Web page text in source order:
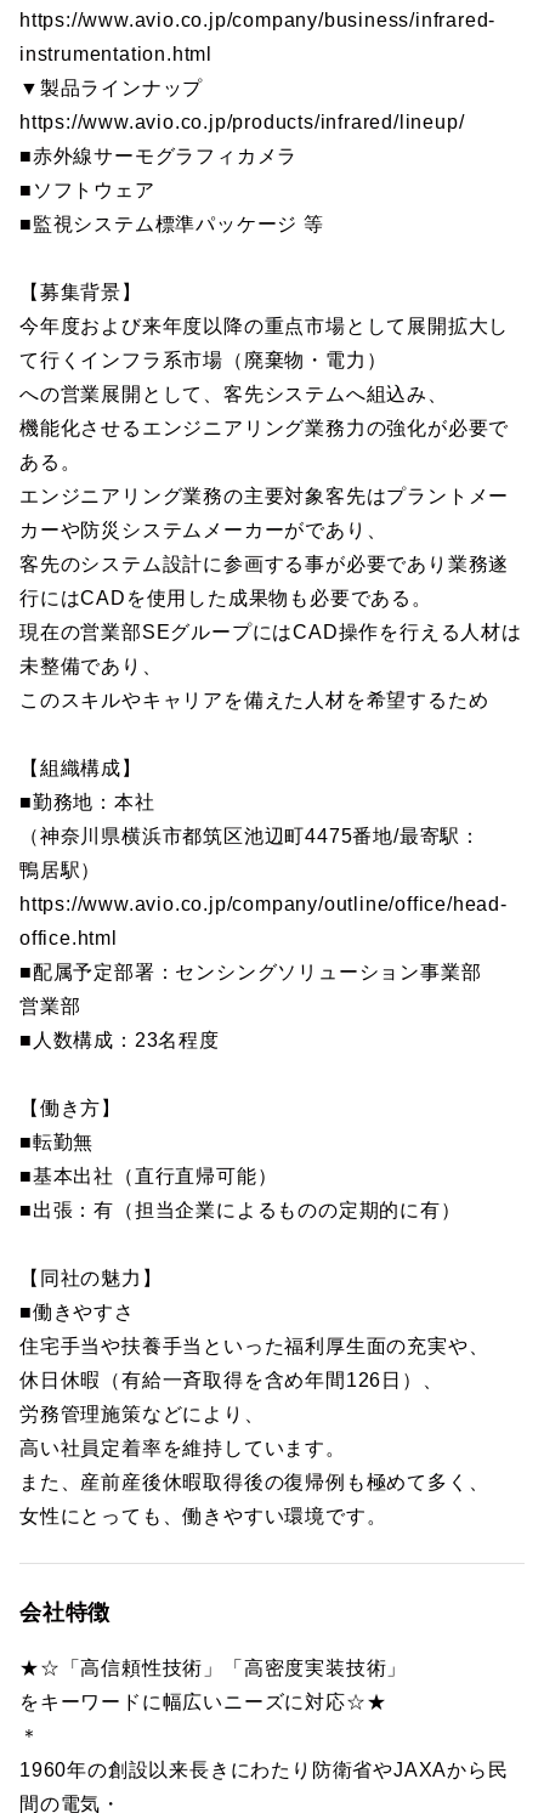
https://www.avio.co.jp/company/business/infrared-
instrumentation.html
▼製品ラインナップ
https://www.avio.co.jp/products/infrared/lineup/
■赤外線サーモグラフィカメラ
■ソフトウェア
■監視システム標準パッケージ 等
【募集背景】
今年度および来年度以降の重点市場として展開拡大し
て行くインフラ系市場（廃棄物・電力）
への営業展開として、客先システムへ組込み、
機能化させるエンジニアリング業務力の強化が必要で
ある。
エンジニアリング業務の主要対象客先はプラントメー
カーや防災システムメーカーがであり、
客先のシステム設計に参画する事が必要であり業務遂
行にはCADを使用した成果物も必要である。
現在の営業部SEグループにはCAD操作を行える人材は
未整備であり、
このスキルやキャリアを備えた人材を希望するため
【組織構成】
■勤務地：本社
（神奈川県横浜市都筑区池辺町4475番地/最寄駅：
鴨居駅）
https://www.avio.co.jp/company/outline/office/head-
office.html
■配属予定部署：センシングソリューション事業部
営業部
■人数構成：23名程度
【働き方】
■転勤無
■基本出社（直行直帰可能）
■出張：有（担当企業によるものの定期的に有）
【同社の魅力】
■働きやすさ
住宅手当や扶養手当といった福利厚生面の充実や、
休日休暇（有給一斉取得を含め年間126日）、
労務管理施策などにより、
高い社員定着率を維持しています。
また、産前産後休暇取得後の復帰例も極めて多く、
女性にとっても、働きやすい環境です。
会社特徴
★☆「高信頼性技術」「高密度実装技術」
をキーワードに幅広いニーズに対応☆★
＊
1960年の創設以来長きにわたり防衛省やJAXAから民
間の電気・